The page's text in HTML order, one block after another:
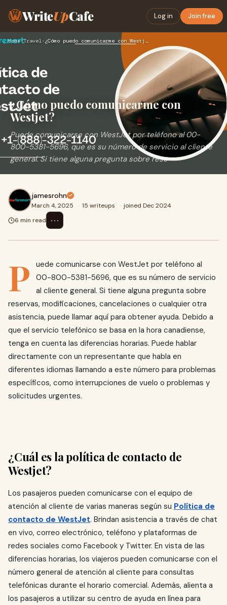
WriteUpCafe Log in Join free
Home›Travel› ¿Cómo puedo comunicarme con Westjet?
¿Cómo puedo comunicarme con
Westjet?
Puede comunicarse con WestJet por teléfono al 00-
800-5381-5696, que es su número de servicio al cliente
general. Si tiene alguna pregunta sobre rese
jamesrohn
March 4, 2025 · 15 writeups · joined Dec 2024
6 min read
⋯
P
uede comunicarse con WestJet por teléfono al
00-800-5381-5696, que es su número de servicio
al cliente general. Si tiene alguna pregunta sobre
reservas, modificaciones, cancelaciones o cualquier otra
asistencia, puede llamar aquí para obtener ayuda. Debido a
que el servicio telefónico se basa en la hora canadiense,
tenga en cuenta las diferencias horarias. Puede hablar
directamente con un representante que habla en
diferentes idiomas llamando a este número para problemas
específicos, como interrupciones de vuelo o problemas y
solicitudes urgentes.
¿Cuál es la política de contacto de
Westjet?
Los pasajeros pueden comunicarse con el equipo de
atención al cliente de varias maneras según su Política de
contacto de WestJet. Brindan asistencia a través de chat
en vivo, correo electrónico, teléfono y plataformas de
redes sociales como Facebook y Twitter. En vista de las
diferencias horarias, los viajeros pueden comunicarse con el
número general de atención al cliente para consultas
telefónicas durante el horario comercial. Además, alienta a
los pasajeros a utilizar su centro de ayuda en línea para